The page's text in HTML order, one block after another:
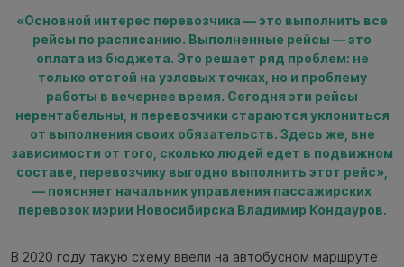
«Основной интерес перевозчика — это выполнить все
рейсы по расписанию. Выполненные рейсы — это
оплата из бюджета. Это решает ряд проблем: не
только отстой на узловых точках, но и проблему
работы в вечернее время. Сегодня эти рейсы
нерентабельны, и перевозчики стараются уклониться
от выполнения своих обязательств. Здесь же, вне
зависимости от того, сколько людей едет в подвижном
составе, перевозчику выгодно выполнить этот рейс»,
— поясняет начальник управления пассажирских
перевозок мэрии Новосибирска Владимир Кондауров.
В 2020 году такую схему ввели на автобусном маршруте